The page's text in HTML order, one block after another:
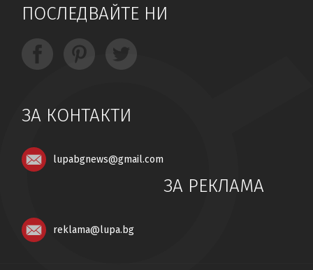
ПОСЛЕДВАЙТЕ НИ
ЗА КОНТАКТИ
lupabgnews@gmail.com
ЗА РЕКЛАМА
reklama@lupa.bg